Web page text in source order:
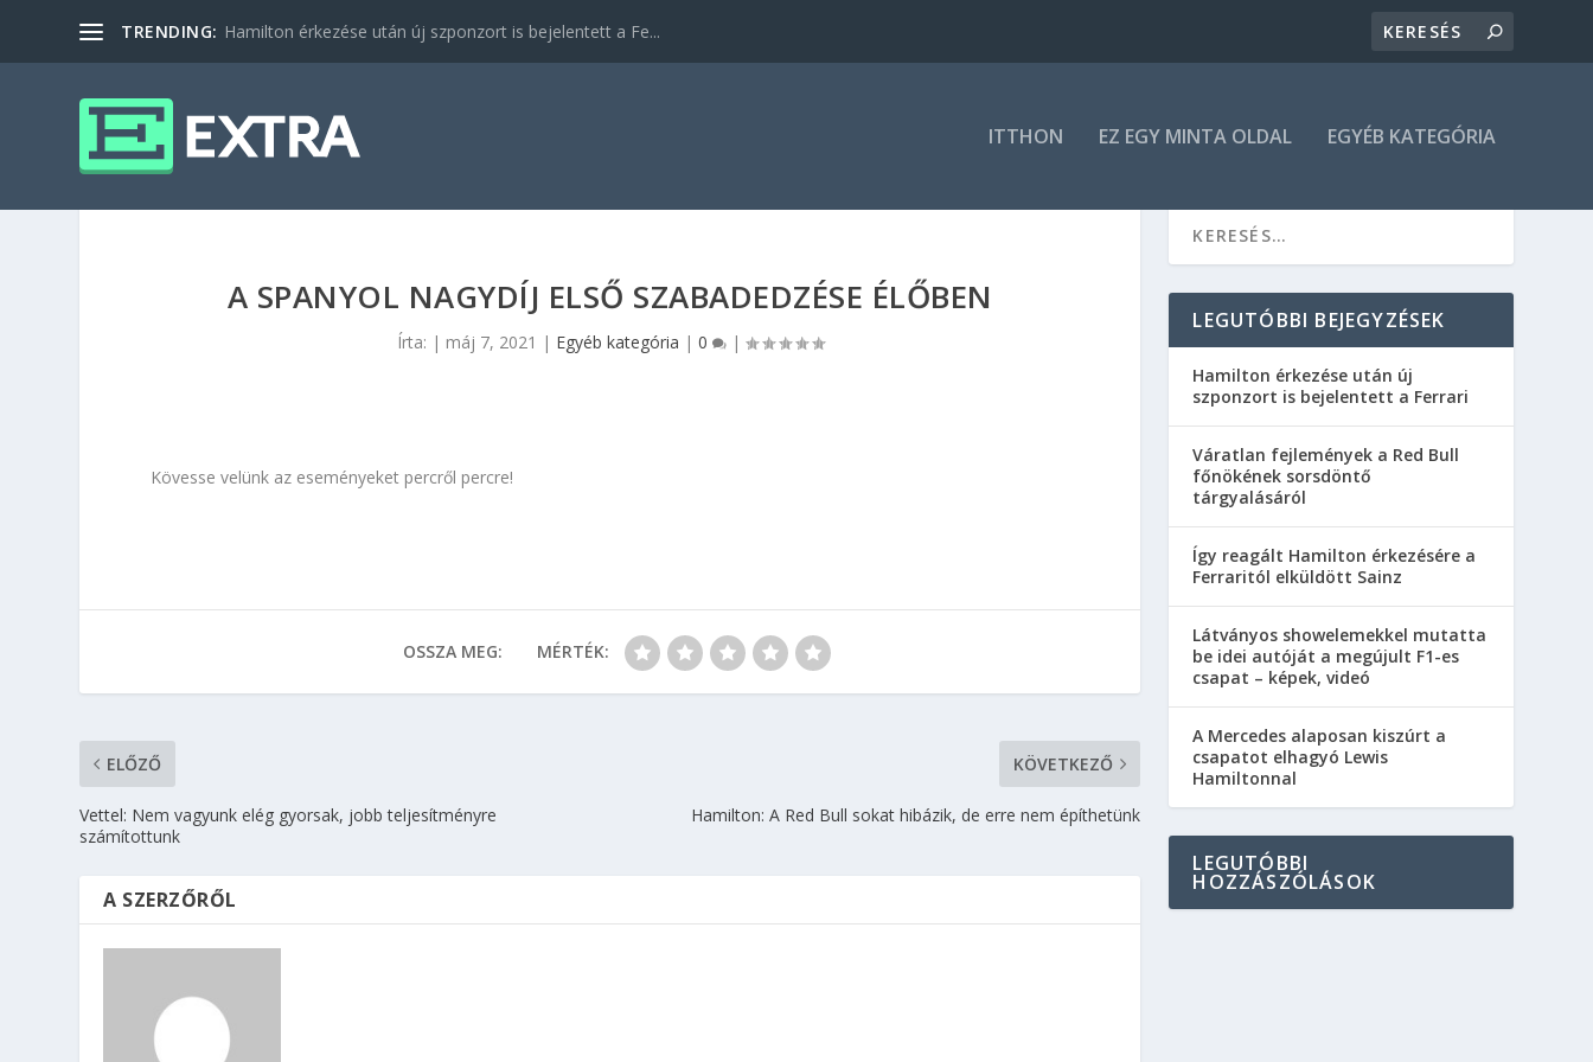
TRENDING: Hamilton érkezése után új szponzort is bejelentett a Fe...
ITTHON EZ EGY MINTA OLDAL EGYÉB KATEGÓRIA
A SPANYOL NAGYDÍJ ELSŐ SZABADEDZÉSE ÉLŐBEN
Írta: | máj 7, 2021 | Egyéb kategória | 0 |
Kövesse velünk az eseményeket percről percre!
OSSZA MEG: MÉRTÉK:
ELŐZŐ
Vettel: Nem vagyunk elég gyorsak, jobb teljesítményre
számítottunk
KÖVETKEZŐ
Hamilton: A Red Bull sokat hibázik, de erre nem építhetünk
A SZERZŐRŐL
LEGUTÓBBI BEJEGYZÉSEK
Hamilton érkezése után új
szponzort is bejelentett a Ferrari
Váratlan fejlemények a Red Bull
főnökének sorsdöntő
tárgyalásáról
Így reagált Hamilton érkezésére a
Ferraritól elküldött Sainz
Látványos showelemekkel mutatta
be idei autóját a megújult F1-es
csapat – képek, videó
A Mercedes alaposan kiszúrt a
csapatot elhagyó Lewis
Hamiltonnal
LEGUTÓBBI
HOZZÁSZÓLÁSOK